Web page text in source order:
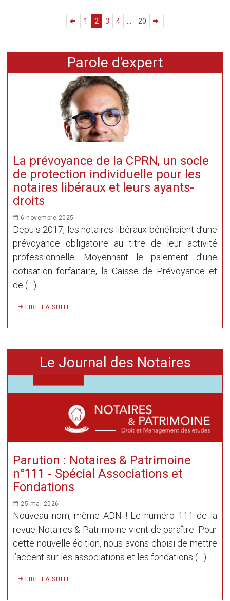
1 2 3 4 20
Parole d'expert
La prévoyance de la CPRN, un socle
de protection individuelle pour les
notaires libéraux et leurs ayants-
droits
6 novembre 2025
Depuis 2017, les notaires libéraux bénéficient d’une
prévoyance obligatoire au titre de leur activité
professionnelle. Moyennant le paiement d’une
cotisation forfaitaire, la Caisse de Prévoyance et
de (…)
LIRE LA SUITE ...
Le Journal des Notaires
Parution : Notaires & Patrimoine
n°111 - Spécial Associations et
Fondations
25 mai 2026
Nouveau nom, même ADN ! Le numéro 111 de la
revue Notaires & Patrimoine vient de paraître. Pour
cette nouvelle édition, nous avons choisi de mettre
l’accent sur les associations et les fondations (…)
LIRE LA SUITE ...